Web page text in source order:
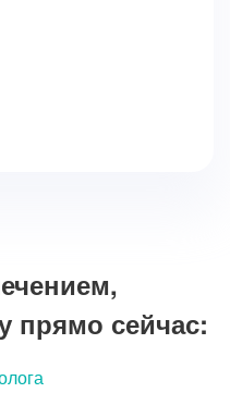
прямо сейчас: